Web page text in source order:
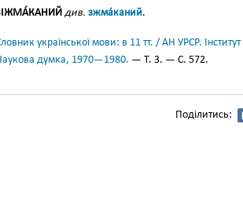
див. зжма́каний.
української мови: в 11 тт. / АН УРСР.
думка, 1970—1980. — Т. 3. — С. 572.
Поділитись: